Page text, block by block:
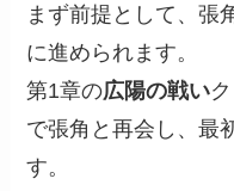
まず前提として、張
に進められます。
第1章の広陽の戦い
で張角と再会し、最
す。